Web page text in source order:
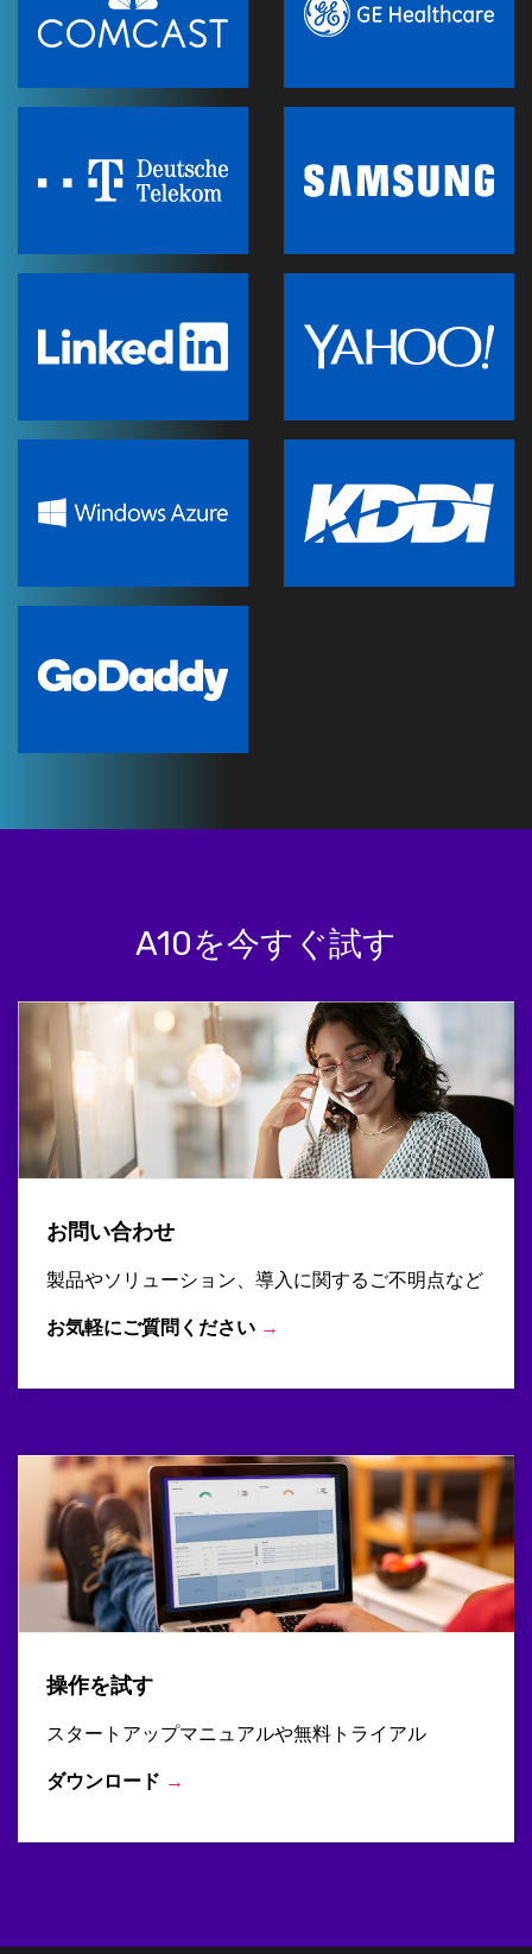
A10を今すぐ試す
お問い合わせ
製品やソリューション、導入に関するご不明点など
お気軽にご質問ください →
操作を試す
スタートアップマニュアルや無料トライアル
ダウンロード →